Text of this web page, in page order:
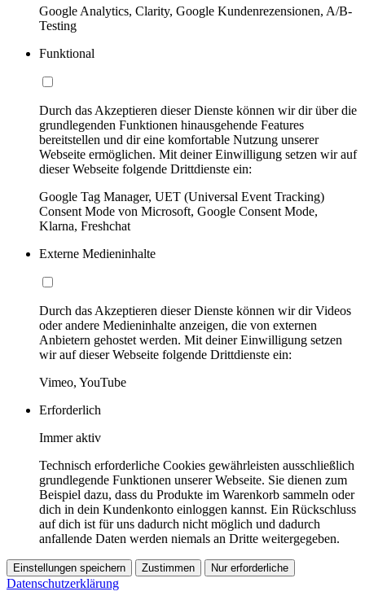
Google Analytics, Clarity, Google Kundenrezensionen, A/B-
Testing
Funktional
Durch das Akzeptieren dieser Dienste können wir dir über die
grundlegenden Funktionen hinausgehende Features
bereitstellen und dir eine komfortable Nutzung unserer
Webseite ermöglichen. Mit deiner Einwilligung setzen wir auf
dieser Webseite folgende Drittdienste ein:
Google Tag Manager, UET (Universal Event Tracking)
Consent Mode von Microsoft, Google Consent Mode,
Klarna, Freshchat
Externe Medieninhalte
Durch das Akzeptieren dieser Dienste können wir dir Videos
oder andere Medieninhalte anzeigen, die von externen
Anbietern gehostet werden. Mit deiner Einwilligung setzen
wir auf dieser Webseite folgende Drittdienste ein:
Vimeo, YouTube
Erforderlich
Immer aktiv
Technisch erforderliche Cookies gewährleisten ausschließlich
grundlegende Funktionen unserer Webseite. Sie dienen zum
Beispiel dazu, dass du Produkte im Warenkorb sammeln oder
dich in dein Kundenkonto einloggen kannst. Ein Rückschluss
auf dich ist für uns dadurch nicht möglich und dadurch
anfallende Daten werden niemals an Dritte weitergegeben.
Einstellungen speichern Zustimmen Nur erforderliche
Datenschutzerklärung